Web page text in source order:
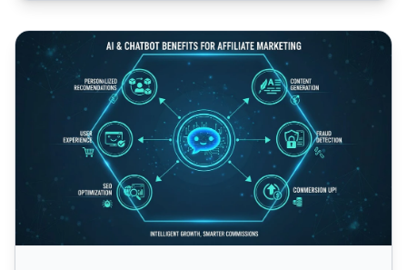
Como a IA e os Chatbots Podem Beneficiar Sites de